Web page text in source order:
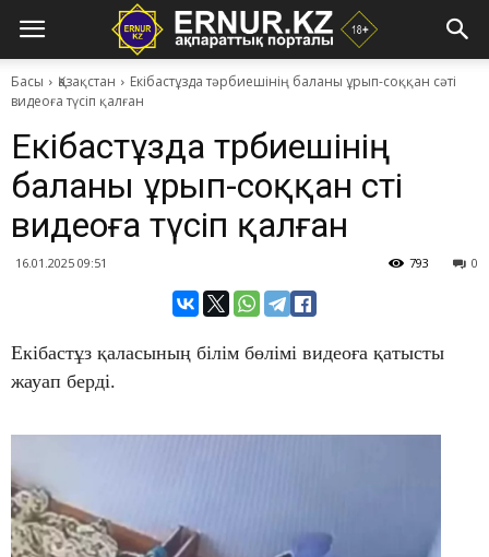
Басы Қазақстан
Екібастұзда тәрбиешінің баланы ұрып-соққан сәті
видеоға түсіп қалған
Екібастұзда тәрбиешінің
баланы ұрып-соққан сәті
видеоға түсіп қалған
16.01.2025 09:51 0
793
Екібастұз қаласының білім бөлімі видеоға қатысты
жауап берді.